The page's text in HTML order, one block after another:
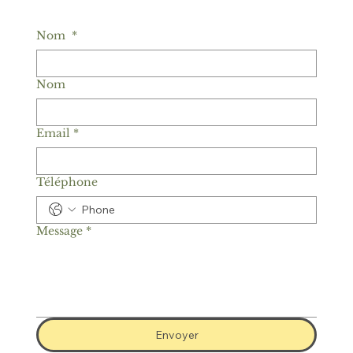
Nom *
Nom
Email *
Téléphone
Message *
Envoyer